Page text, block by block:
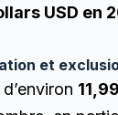
USD en
et